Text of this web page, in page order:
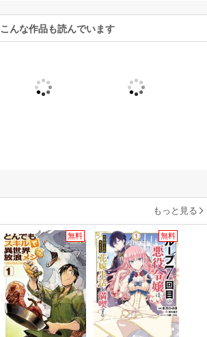
りでは生きていけない時世としても、ピリッと
んな作品も読んでいます
もっと見る
無料 無料